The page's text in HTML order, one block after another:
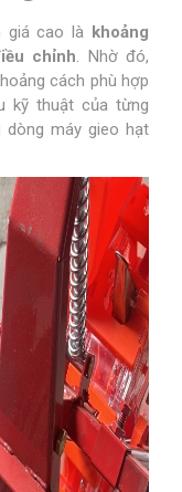
giá cao là khoảng
chỉnh. Nhờ đó,
cách phù hợp
kỹ thuật của từng
dòng máy gieo hạt